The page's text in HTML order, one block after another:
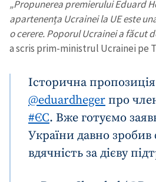
„Propunerea premierului Eduard
apartenența Ucrainei la UE este
o cerere. Poporul Ucrainei a făcut
a scris prim-ministrul Ucrainei pe
Історична
@eduardheger про
#ЄС. Вже готуємо
України давно
вдячність за дієву